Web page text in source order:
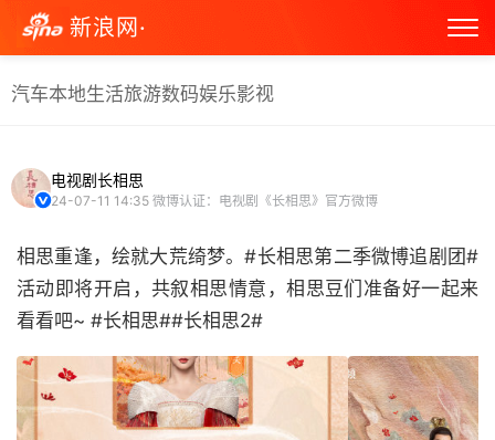
新浪网·
汽车本地生活旅游数码娱乐影视
电视剧长相思
24-07-11 14:35 微博认证：电视剧《长相思》官方微博
相思重逢，绘就大荒绮梦。#长相思第二季微博追剧团#
活动即将开启，共叙相思情意，相思豆们准备好一起来
看看吧~ #长相思##长相思2# ​